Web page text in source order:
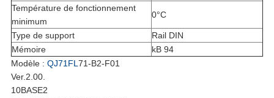
Température de fonctionnement
minimum
0°C
Type de support
Rail DIN
Mémoire
kB 94
Modèle : QJ71FL71-B2-F01
Ver.2.00.
10BASE2